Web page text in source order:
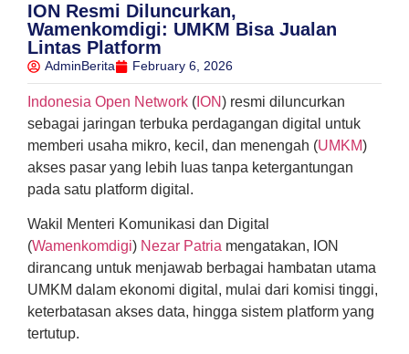
ION Resmi Diluncurkan,
Wamenkomdigi: UMKM Bisa Jualan
Lintas Platform
AdminBerita February 6, 2026
Indonesia Open Network ( ION) resmi diluncurkan
sebagai jaringan terbuka perdagangan digital untuk
memberi usaha mikro, kecil, dan menengah (UMKM)
akses pasar yang lebih luas tanpa ketergantungan
pada satu platform digital.
Wakil Menteri Komunikasi dan Digital
(Wamenkomdigi) Nezar Patria mengatakan, ION
dirancang untuk menjawab berbagai hambatan utama
UMKM dalam ekonomi digital, mulai dari komisi tinggi,
keterbatasan akses data, hingga sistem platform yang
tertutup.